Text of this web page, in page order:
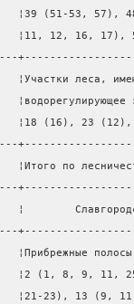
(51-53, 57),
¦11, 12, 16,
леса,
(16), 23 (12),
по
(1, 8, 9, 11,
¦21-23), 13 (9,